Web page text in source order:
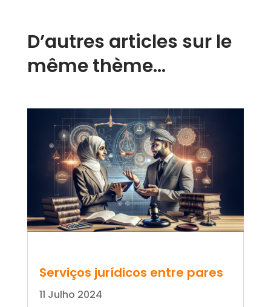
D’autres articles sur le
même thème…
Serviços jurídicos entre pares
11 Julho 2024